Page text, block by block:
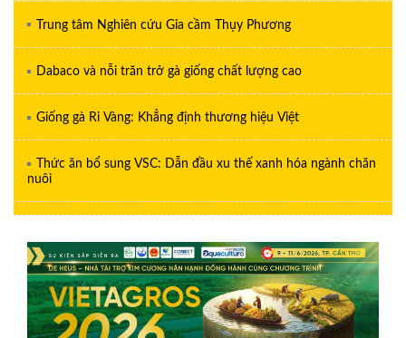
Trung tâm Nghiên cứu Gia cầm Thụy Phương
Dabaco và nỗi trăn trở gà giống chất lượng cao
Giống gà Ri Vàng: Khẳng định thương hiệu Việt
Thức ăn bổ sung VSC: Dẫn đầu xu thế xanh hóa ngành chăn
nuôi